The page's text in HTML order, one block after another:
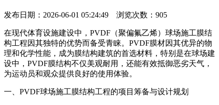
发布日期：2026-06-01 05:24:49 浏览次数： 905
在现代体育设施建设中， PVDF （聚偏氟乙烯）球场施工膜结
构工程因其独特的优势而备受青睐。PVDF膜材因其优异的物
理和化学性能，成为膜结构建筑的首选材料，特别是在球场建
设中，PVDF膜结构不仅美观耐用，还能有效抵御恶劣天气，
为运动员和观众提供良好的使用体验。
一、PVDF球场施工膜结构工程的项目筹备与设计规划